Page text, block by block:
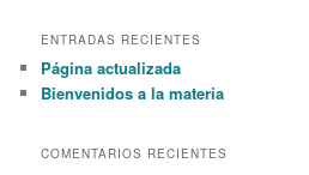
r
h
ENTRADAS RECIENTES
Página actualizada
Bienvenidos a la materia
COMENTARIOS RECIENTES